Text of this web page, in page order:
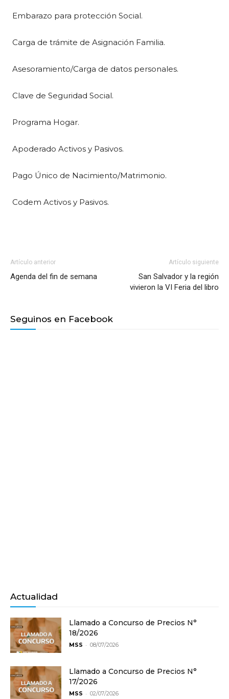
Embarazo para protección Social.
Carga de trámite de Asignación Familia.
Asesoramiento/Carga de datos personales.
Clave de Seguridad Social.
Programa Hogar.
Apoderado Activos y Pasivos.
Pago Único de Nacimiento/Matrimonio.
Codem Activos y Pasivos.
Artículo anterior
Agenda del fin de semana
Artículo siguiente
San Salvador y la región
vivieron la VI Feria del libro
Seguinos en Facebook
Actualidad
Llamado a Concurso de Precios N°
18/2026
MSS - 08/07/2026
Llamado a Concurso de Precios N°
17/2026
MSS - 02/07/2026